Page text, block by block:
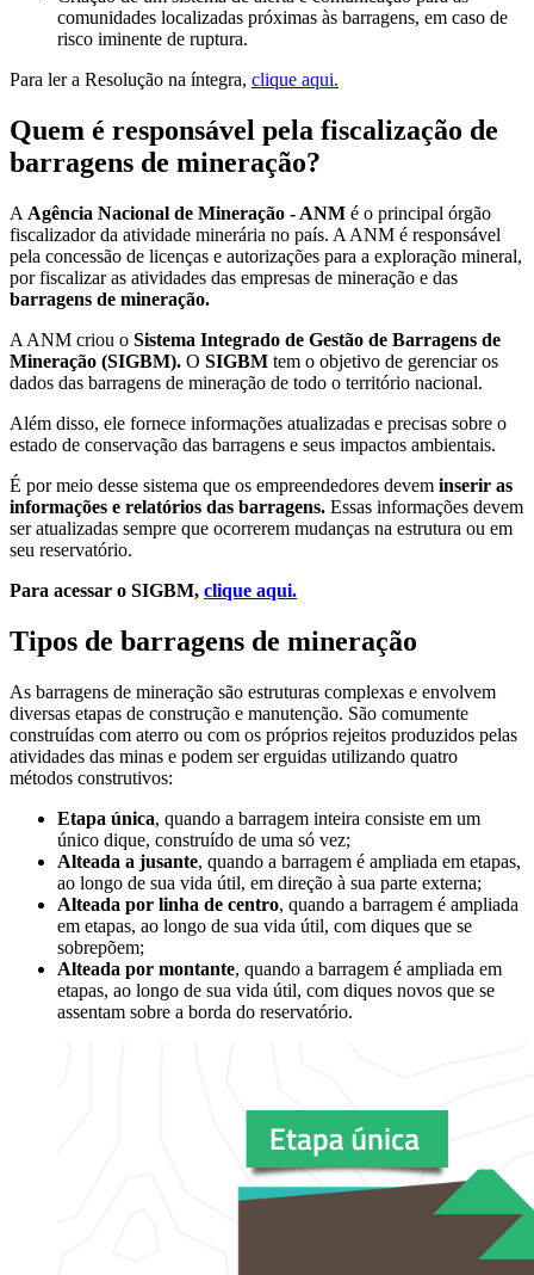
comunidades localizadas próximas às barragens, em caso de
risco iminente de ruptura.
Para ler a Resolução na íntegra, clique aqui.
Quem é responsável pela fiscalização de
barragens de mineração?
A Agência Nacional de Mineração - ANM é o principal órgão
fiscalizador da atividade minerária no país. A ANM é responsável
pela concessão de licenças e autorizações para a exploração mineral,
por fiscalizar as atividades das empresas de mineração e das
barragens de mineração.
A ANM criou o Sistema Integrado de Gestão de Barragens de
Mineração (SIGBM). O SIGBM tem o objetivo de gerenciar os
dados das barragens de mineração de todo o território nacional.
Além disso, ele fornece informações atualizadas e precisas sobre o
estado de conservação das barragens e seus impactos ambientais.
É por meio desse sistema que os empreendedores devem inserir as
informações e relatórios das barragens. Essas informações devem
ser atualizadas sempre que ocorrerem mudanças na estrutura ou em
seu reservatório.
Para acessar o SIGBM, clique aqui.
Tipos de barragens de mineração
As barragens de mineração são estruturas complexas e envolvem
diversas etapas de construção e manutenção. São comumente
construídas com aterro ou com os próprios rejeitos produzidos pelas
atividades das minas e podem ser erguidas utilizando quatro
métodos construtivos:
Etapa única, quando a barragem inteira consiste em um
único dique, construído de uma só vez;
Alteada a jusante, quando a barragem é ampliada em etapas,
ao longo de sua vida útil, em direção à sua parte externa;
Alteada por linha de centro, quando a barragem é ampliada
em etapas, ao longo de sua vida útil, com diques que se
sobrepõem;
Alteada por montante, quando a barragem é ampliada em
etapas, ao longo de sua vida útil, com diques novos que se
assentam sobre a borda do reservatório.